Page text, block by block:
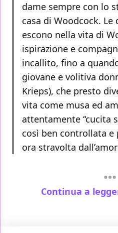
dame sempre con lo
casa di Woodcock.
escono nella vita di
ispirazione e
incallito, fino a
giovane e volitiva
Krieps), che presto
vita come musa ed
attentamente “cucita
così ben controllata e
ora stravolta
Continua a